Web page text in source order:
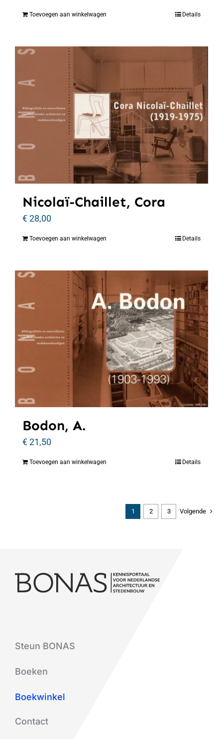
Toevoegen aan winkelwagen Details
Nicolaï-Chaillet, Cora
€28,00
Toevoegen aan winkelwagen Details
Bodon, A.
€21,50
Toevoegen aan winkelwagen Details
1 2 3 Volgende
Steun BONAS
Boeken
Boekwinkel
Contact